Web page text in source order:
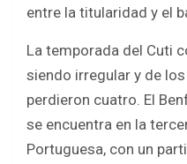
entre la titularidad y el
La temporada del Cuti
siendo irregular y de
perdieron cuatro. El
se encuentra en la
Portuguesa, con un